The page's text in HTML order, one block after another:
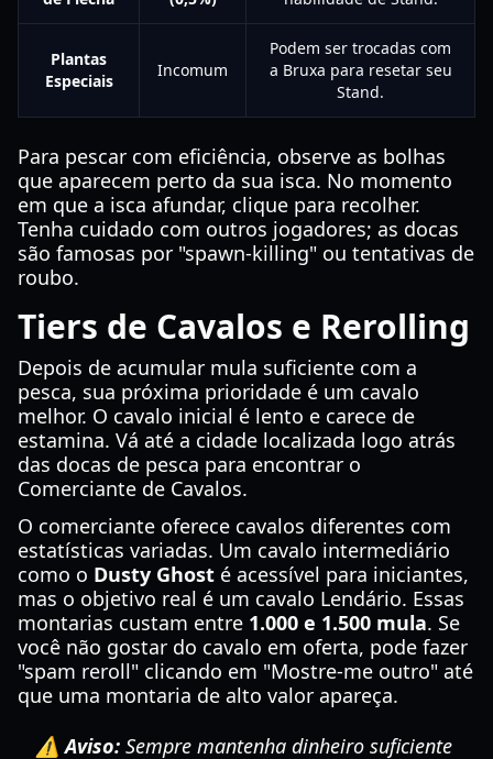
Plantas
Especiais
Incomum
Podem ser trocadas com
a Bruxa para resetar seu
Stand.
Para pescar com eficiência, observe as bolhas
que aparecem perto da sua isca. No momento
em que a isca afundar, clique para recolher.
Tenha cuidado com outros jogadores; as docas
são famosas por "spawn-killing" ou tentativas de
roubo.
Tiers de Cavalos e Rerolling
Depois de acumular mula suficiente com a
pesca, sua próxima prioridade é um cavalo
melhor. O cavalo inicial é lento e carece de
estamina. Vá até a cidade localizada logo atrás
das docas de pesca para encontrar o
Comerciante de Cavalos.
O comerciante oferece cavalos diferentes com
estatísticas variadas. Um cavalo intermediário
como o Dusty Ghost é acessível para iniciantes,
mas o objetivo real é um cavalo Lendário. Essas
montarias custam entre 1.000 e 1.500 mula. Se
você não gostar do cavalo em oferta, pode fazer
"spam reroll" clicando em "Mostre-me outro" até
que uma montaria de alto valor apareça.
⚠️ Aviso: Sempre mantenha dinheiro suficiente